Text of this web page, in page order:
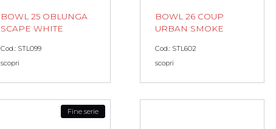
BOWL 25 OBLUNGA
SCAPE WHITE
Cod.: STL099
scopri
BOWL 26 COUP
URBAN SMOKE
Cod.: STL602
scopri
Fine serie